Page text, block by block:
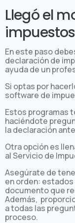
Llegó el
En este paso
declaración de
ayuda de un
Si optas por
software de
Estos programas
haciéndote
la declaración
Otra opción es
al Servicio de
Asegúrate de
en orden:
documento que
Además,
a todas las
proceso.